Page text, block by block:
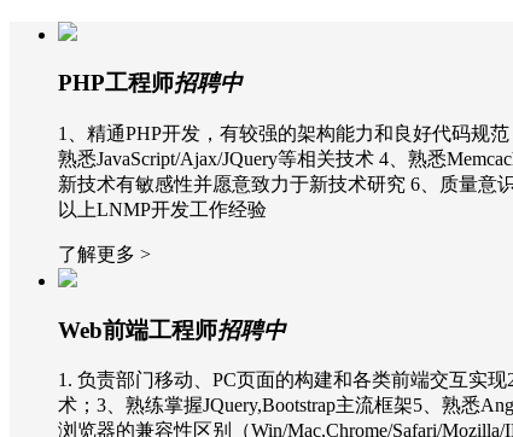
PHP工程师招聘中
1、精通PHP开发，有较强的架构能力和良好代码规
熟悉JavaScript/Ajax/JQuery等相关技术 4、熟悉
新技术有敏感性并愿意致力于新技术研究 6、质量意
以上LNMP开发工作经验
了解更多 >
Web前端工程师招聘中
1. 负责部门移动、PC页面的构建和各类前端交互实
术；3、熟练掌握JQuery,Bootstrap主流框架5、熟悉
浏览器的兼容性区别（Win/Mac,Chrome/Safari/